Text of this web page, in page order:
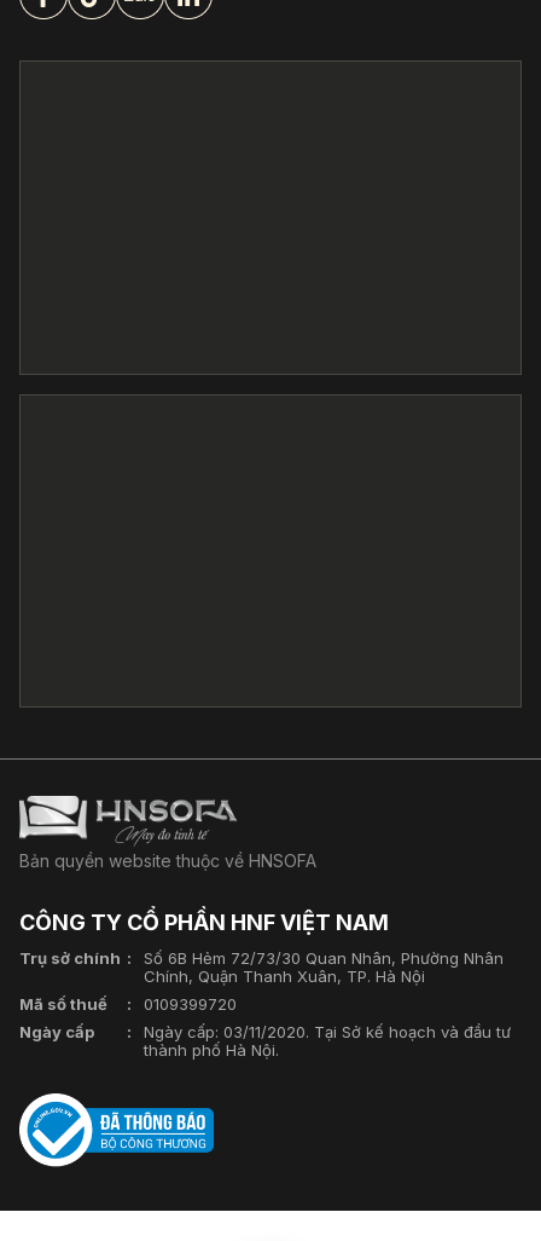
Bản quyền website thuộc về HNSOFA
CÔNG TY CỔ PHẦN HNF VIỆT NAM
Trụ sở chính
Số 6B Hẻm 72/73/30 Quan Nhân, Phường Nhân
Chính, Quận Thanh Xuân, TP. Hà Nội
Mã số thuế
0109399720
Ngày cấp
Ngày cấp: 03/11/2020. Tại Sở kế hoạch và đầu tư
thành phố Hà Nội.